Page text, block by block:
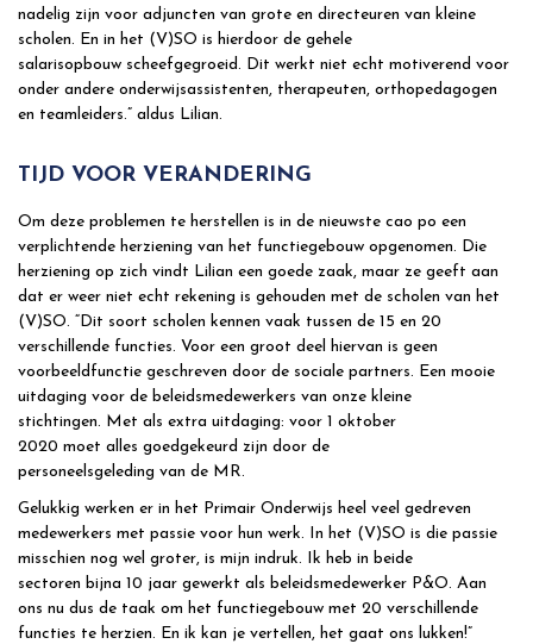
nadelig zijn voor adjuncten van grote en directeuren van kleine
scholen. En in het (V)SO is hierdoor de gehele
salarisopbouw scheefgegroeid. Dit werkt niet echt motiverend voor
onder andere onderwijsassistenten, therapeuten, orthopedagogen
en teamleiders.” aldus Lilian.
TIJD VOOR VERANDERING
Om deze problemen te herstellen is in de nieuwste cao po een
verplichtende herziening van het functiegebouw opgenomen. Die
herziening op zich vindt Lilian een goede zaak, maar ze geeft aan
dat er weer niet echt rekening is gehouden met de scholen van het
(V)SO. “Dit soort scholen kennen vaak tussen de 15 en 20
verschillende functies. Voor een groot deel hiervan is geen
voorbeeldfunctie geschreven door de sociale partners. Een mooie
uitdaging voor de beleidsmedewerkers van onze kleine
stichtingen. Met als extra uitdaging: voor 1 oktober
2020 moet alles goedgekeurd zijn door de
personeelsgeleding van de MR.
Gelukkig werken er in het Primair Onderwijs heel veel gedreven
medewerkers met passie voor hun werk. In het (V)SO is die passie
misschien nog wel groter, is mijn indruk. Ik heb in beide
sectoren bijna 10 jaar gewerkt als beleidsmedewerker P&O. Aan
ons nu dus de taak om het functiegebouw met 20 verschillende
functies te herzien. En ik kan je vertellen, het gaat ons lukken!”